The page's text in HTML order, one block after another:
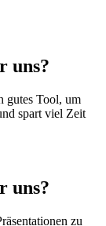
uns?
gutes Tool, um
spart viel Zeit
uns?
zu